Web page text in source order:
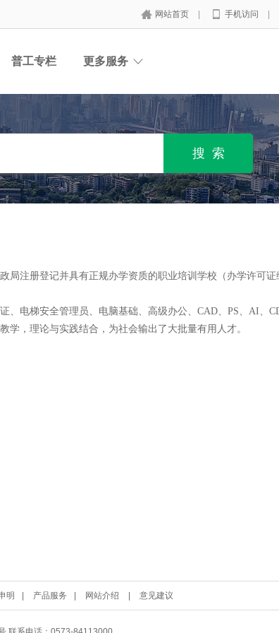
网站首页 手机访问
普工专栏 更多服务
局注册登记并具有正规办学资质的职业培训学校（办学许可证
电梯安全管理员、电脑基础、高级办公、CAD、PS、AI、
，理论与实践结合，为社会输出了大批量有用人才。
明 产品服务 网站介绍 意见建议